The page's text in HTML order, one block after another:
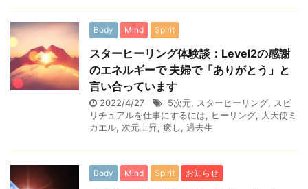
Body Mind Spirit
スターヒーリング体験談：Level2の感謝
のエネルギーで 夫婦で「ありがとう」と
言い合っています
2022/4/27 5次元, スターヒーリング, スピ
リチュアルを仕事にするには, ヒーリング, 大天使ミ
カエル, 次元上昇, 癒し, 過去生
Body Mind Spirit お知らせ